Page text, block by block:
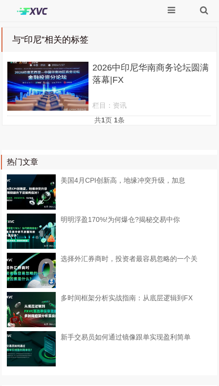
与“印尼”相关的标签
2026中印尼华南商务论坛圆满
落幕|FX
栏目： 资讯
共1页 1条
热门文章
美国4月CPI创新高，地缘冲突升级，加息
明明浮盈170%!为何爆仓?揭秘交易中你
选择外汇券商时，投资者最容易忽略的一个关
多时间框架分析实战指南：从底层逻辑到FX
​新手交易员如何通过镜像跟单实现盈利简单